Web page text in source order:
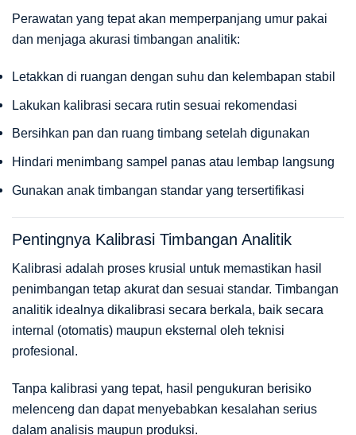
Perawatan yang tepat akan memperpanjang umur pakai
dan menjaga akurasi timbangan analitik:
Letakkan di ruangan dengan suhu dan kelembapan stabil
Lakukan kalibrasi secara rutin sesuai rekomendasi
Bersihkan pan dan ruang timbang setelah digunakan
Hindari menimbang sampel panas atau lembap langsung
Gunakan anak timbangan standar yang tersertifikasi
Pentingnya Kalibrasi Timbangan Analitik
Kalibrasi adalah proses krusial untuk memastikan hasil
penimbangan tetap akurat dan sesuai standar. Timbangan
analitik idealnya dikalibrasi secara berkala, baik secara
internal (otomatis) maupun eksternal oleh teknisi
profesional.
Tanpa kalibrasi yang tepat, hasil pengukuran berisiko
melenceng dan dapat menyebabkan kesalahan serius
dalam analisis maupun produksi.